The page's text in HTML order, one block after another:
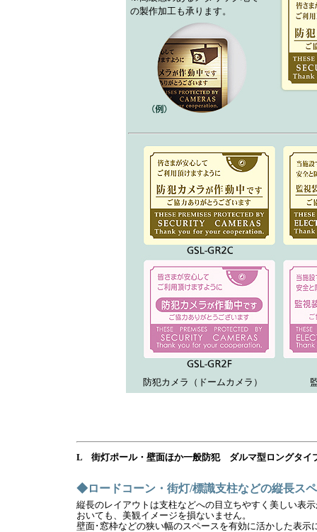
の製作加工も承ります。
防犯カメラ（ドームカメラ）
L 街灯ポール・壁面ほか一般防犯 ダルマ型ロングタイ
◆ロードコーン・街灯/標識支柱などの縦長ス
縦長のレイアウトは支柱などへの目立ちやすく美しい表
おいても、美観イメージを損ないません。
壁面･窓枠などの狭い幅のスペースを有効に活かした表示